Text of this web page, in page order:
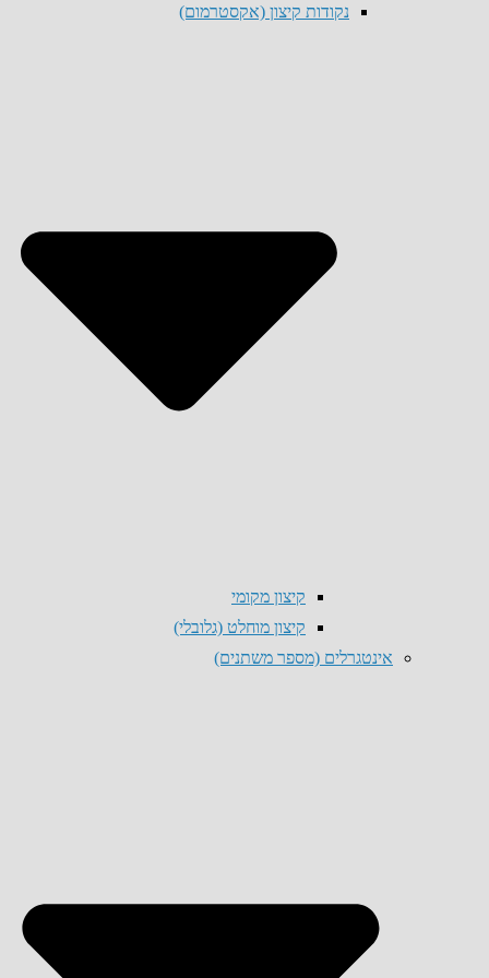
נקודות קיצון (אקסטרמום)
קיצון מקומי
קיצון מוחלט (גלובלי)
אינטגרלים (מספר משתנים)